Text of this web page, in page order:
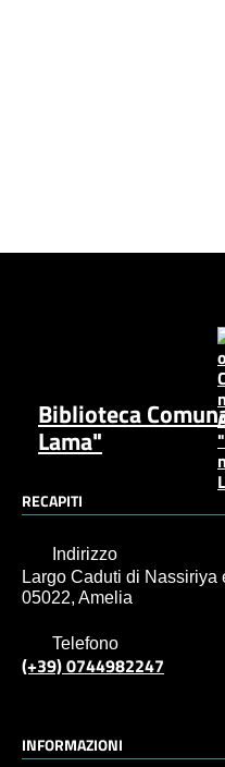
Biblioteca
Lama"
RECAPITI
Indirizzo
Largo Caduti di Nassiriya
05022, Amelia
Telefono
(+39) 0744982247
INFORMAZIONI